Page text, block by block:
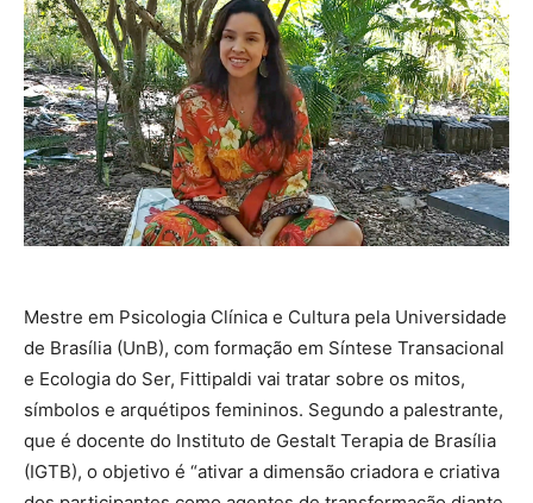
Mestre em Psicologia Clínica e Cultura pela Universidade
de Brasília (UnB), com formação em Síntese Transacional
e Ecologia do Ser, Fittipaldi vai tratar sobre os mitos,
símbolos e arquétipos femininos. Segundo a palestrante,
que é docente do Instituto de Gestalt Terapia de Brasília
(IGTB), o objetivo é “ativar a dimensão criadora e criativa